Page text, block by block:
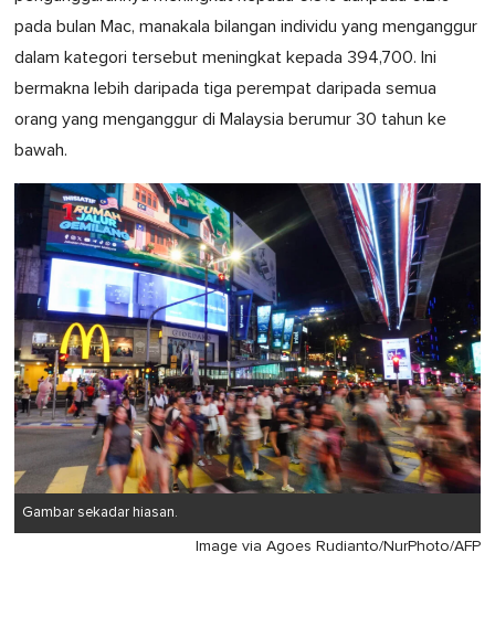
pada bulan Mac, manakala bilangan individu yang menganggur
dalam kategori tersebut meningkat kepada 394,700. Ini
bermakna lebih daripada tiga perempat daripada semua
orang yang menganggur di Malaysia berumur 30 tahun ke
bawah.
Gambar sekadar hiasan.
Image via Agoes Rudianto/NurPhoto/AFP